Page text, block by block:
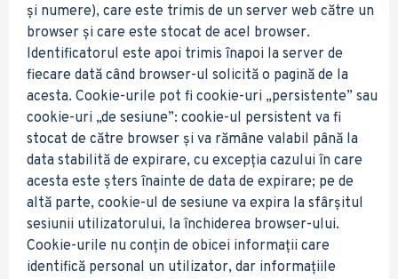
și numere), care este trimis de un server web către un
browser și care este stocat de acel browser.
Identificatorul este apoi trimis înapoi la server de
fiecare dată când browser-ul solicită o pagină de la
acesta. Cookie-urile pot fi cookie-uri „persistente” sau
cookie-uri „de sesiune”: cookie-ul persistent va fi
stocat de către browser și va rămâne valabil până la
data stabilită de expirare, cu excepția cazului în care
acesta este șters înainte de data de expirare; pe de
altă parte, cookie-ul de sesiune va expira la sfârșitul
sesiunii utilizatorului, la închiderea browser-ului.
Cookie-urile nu conțin de obicei informații care
identifică personal un utilizator, dar informațiile